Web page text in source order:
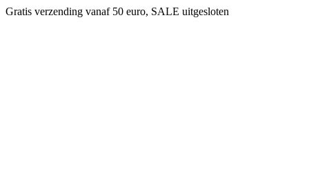
Gratis verzending vanaf 50 euro, SALE uitgesloten